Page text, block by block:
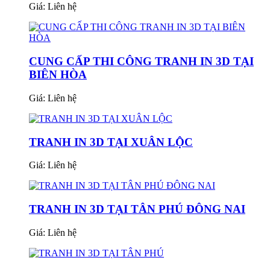
Giá: Liên hệ
CUNG CẤP THI CÔNG TRANH IN 3D TẠI
BIÊN HÒA
Giá: Liên hệ
TRANH IN 3D TẠI XUÂN LỘC
Giá: Liên hệ
TRANH IN 3D TẠI TÂN PHÚ ĐÔNG NAI
Giá: Liên hệ